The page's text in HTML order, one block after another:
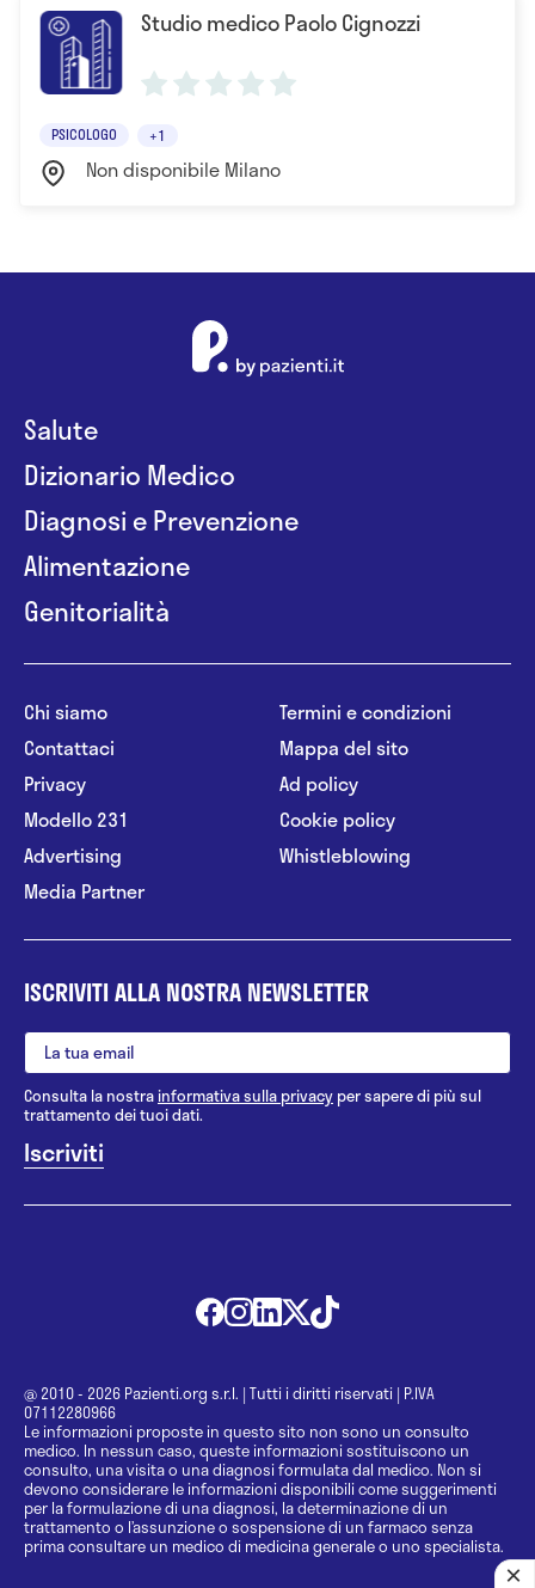
Studio medico Paolo Cignozzi
PSICOLOGO +1
Non disponibile Milano
Salute
Dizionario Medico
Diagnosi e Prevenzione
Alimentazione
Genitorialità
Chi siamo
Contattaci
Privacy
Modello 231
Advertising
Media Partner
Termini e condizioni
Mappa del sito
Ad policy
Cookie policy
Whistleblowing
ISCRIVITI ALLA NOSTRA NEWSLETTER
Consulta la nostrainformativa sulla privacy per sapere di più sul
trattamento dei tuoi dati.
@ 2010 - 2026 Pazienti.org s.r.l. | Tutti i diritti riservati | P.IVA
07112280966
Le informazioni proposte in questo sito non sono un consulto
medico. In nessun caso, queste informazioni sostituiscono un
consulto, una visita o una diagnosi formulata dal medico. Non si
devono considerare le informazioni disponibili come suggerimenti
per la formulazione di una diagnosi, la determinazione di un
trattamento o l’assunzione o sospensione di un farmaco senza
prima consultare un medico di medicina generale o uno specialista.